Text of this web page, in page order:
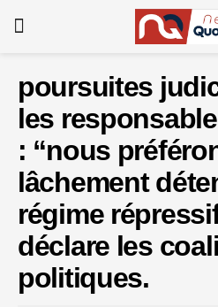
poursuites
les
: “nous
lâchement
régime
déclare les
politiques.